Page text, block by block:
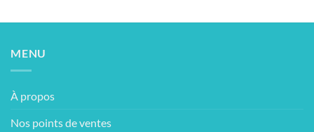
MENU
À propos
Nos points de ventes